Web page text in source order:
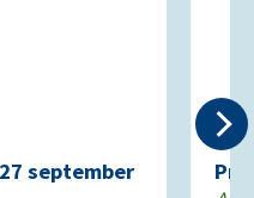
september